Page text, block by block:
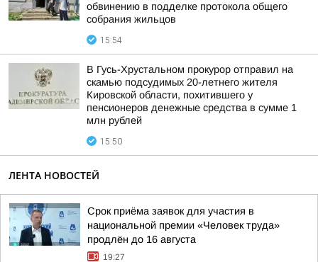
обвинению в подделке протокола общего
собрания жильцов
15:54
В Гусь-Хрустальном прокурор отправил на
скамью подсудимых 20-летнего жителя
Кировской области, похитившего у
пенсионеров денежные средства в сумме 1
млн рублей
15:50
ЛЕНТА НОВОСТЕЙ
Срок приёма заявок для участия в
национальной премии «Человек труда»
продлён до 16 августа
19:27